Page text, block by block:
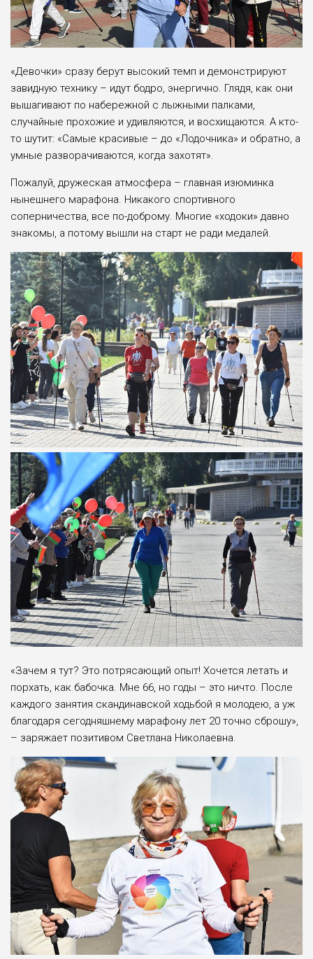
«Девочки» сразу берут высокий темп и демонстрируют
завидную технику – идут бодро, энергично. Глядя, как они
вышагивают по набережной с лыжными палками,
случайные прохожие и удивляются, и восхищаются. А кто-
то шутит: «Самые красивые – до «Лодочника» и обратно, а
умные разворачиваются, когда захотят».
Пожалуй, дружеская атмосфера – главная изюминка
нынешнего марафона. Никакого спортивного
соперничества, все по-доброму. Многие «ходоки» давно
знакомы, а потому вышли на старт не ради медалей.
«Зачем я тут? Это потрясающий опыт! Хочется летать и
порхать, как бабочка. Мне 66, но годы – это ничто. После
каждого занятия скандинавской ходьбой я молодею, а уж
благодаря сегодняшнему марафону лет 20 точно сброшу»,
– заряжает позитивом Светлана Николаевна.